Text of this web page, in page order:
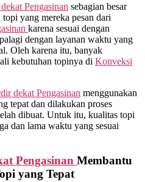
Pengasinan sebagian besar
yang mereka pesan dari
karena sesuai dengan
dengan layanan waktu yang
Oleh karena itu, banyak
kebutuhan topinya di Konveksi
dekat Pengasinan menggunakan
tepat dan dilakukan proses
dibuat. Untuk itu, kualitas topi
dan lama waktu yang sesuai
Pengasinan Membantu
yang Tepat